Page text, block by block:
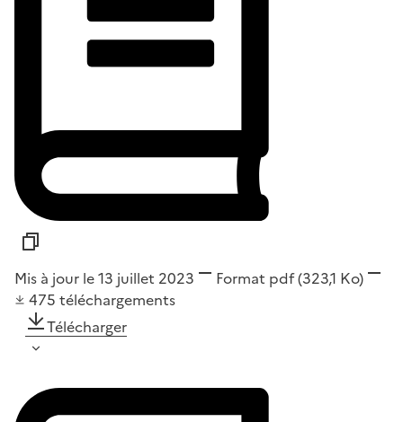
Mis à jour le 13 juillet 2023 Format pdf(323,1 Ko)
475 téléchargements
Télécharger